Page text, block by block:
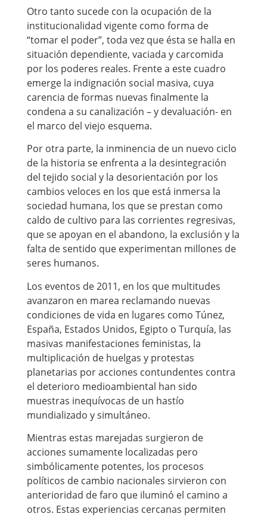
Otro tanto sucede con la ocupación de la
institucionalidad vigente como forma de
“tomar el poder”, toda vez que ésta se halla en
situación dependiente, vaciada y carcomida
por los poderes reales. Frente a este cuadro
emerge la indignación social masiva, cuya
carencia de formas nuevas finalmente la
condena a su canalización – y devaluación- en
el marco del viejo esquema.
Por otra parte, la inminencia de un nuevo ciclo
de la historia se enfrenta a la desintegración
del tejido social y la desorientación por los
cambios veloces en los que está inmersa la
sociedad humana, los que se prestan como
caldo de cultivo para las corrientes regresivas,
que se apoyan en el abandono, la exclusión y la
falta de sentido que experimentan millones de
seres humanos.
Los eventos de 2011, en los que multitudes
avanzaron en marea reclamando nuevas
condiciones de vida en lugares como Túnez,
España, Estados Unidos, Egipto o Turquía, las
masivas manifestaciones feministas, la
multiplicación de huelgas y protestas
planetarias por acciones contundentes contra
el deterioro medioambiental han sido
muestras inequívocas de un hastío
mundializado y simultáneo.
Mientras estas marejadas surgieron de
acciones sumamente localizadas pero
simbólicamente potentes, los procesos
políticos de cambio nacionales sirvieron con
anterioridad de faro que iluminó el camino a
otros. Estas experiencias cercanas permiten